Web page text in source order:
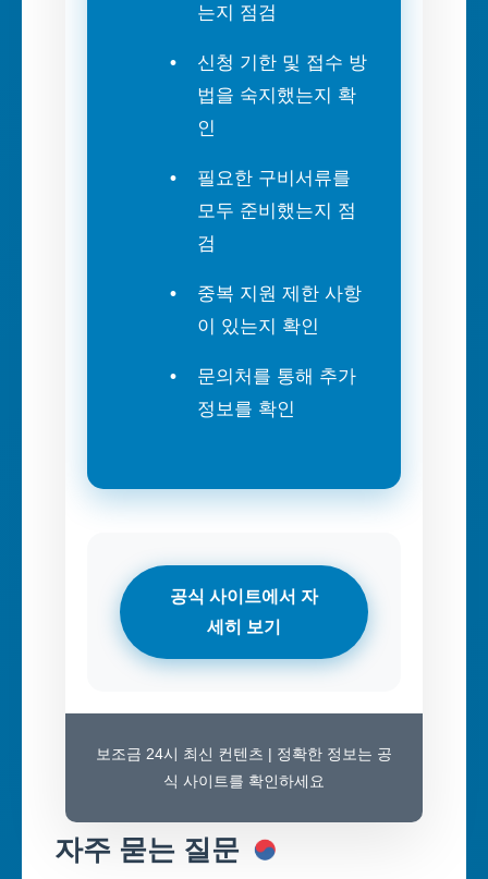
는지 점검
신청 기한 및 접수 방
법을 숙지했는지 확
인
필요한 구비서류를
모두 준비했는지 점
검
중복 지원 제한 사항
이 있는지 확인
문의처를 통해 추가
정보를 확인
공식 사이트에서 자
세히 보기
보조금 24시 최신 컨텐츠 | 정확한 정보는 공
식 사이트를 확인하세요
자주 묻는 질문